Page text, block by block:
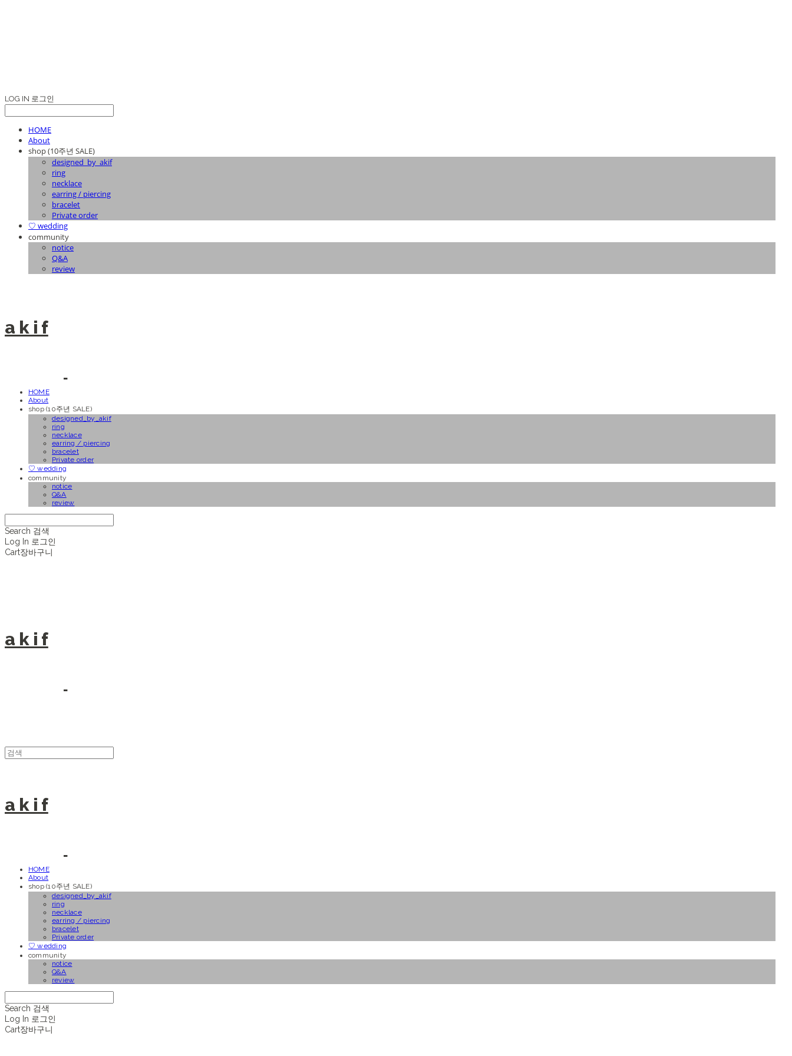
LOG IN 로그인
HOME
About
shop (10주년 SALE)
designed_by_akif
ring
necklace
earring / piercing
bracelet
Private order
♡ wedding
community
notice
Q&A
review
a k i f
HOME
About
shop (10주년 SALE)
designed_by_akif
ring
necklace
earring / piercing
bracelet
Private order
♡ wedding
community
notice
Q&A
review
Search 검색
Log In 로그인
Cart장바구니
a k i f
a k i f
HOME
About
shop (10주년 SALE)
designed_by_akif
ring
necklace
earring / piercing
bracelet
Private order
♡ wedding
community
notice
Q&A
review
Search 검색
Log In 로그인
Cart장바구니